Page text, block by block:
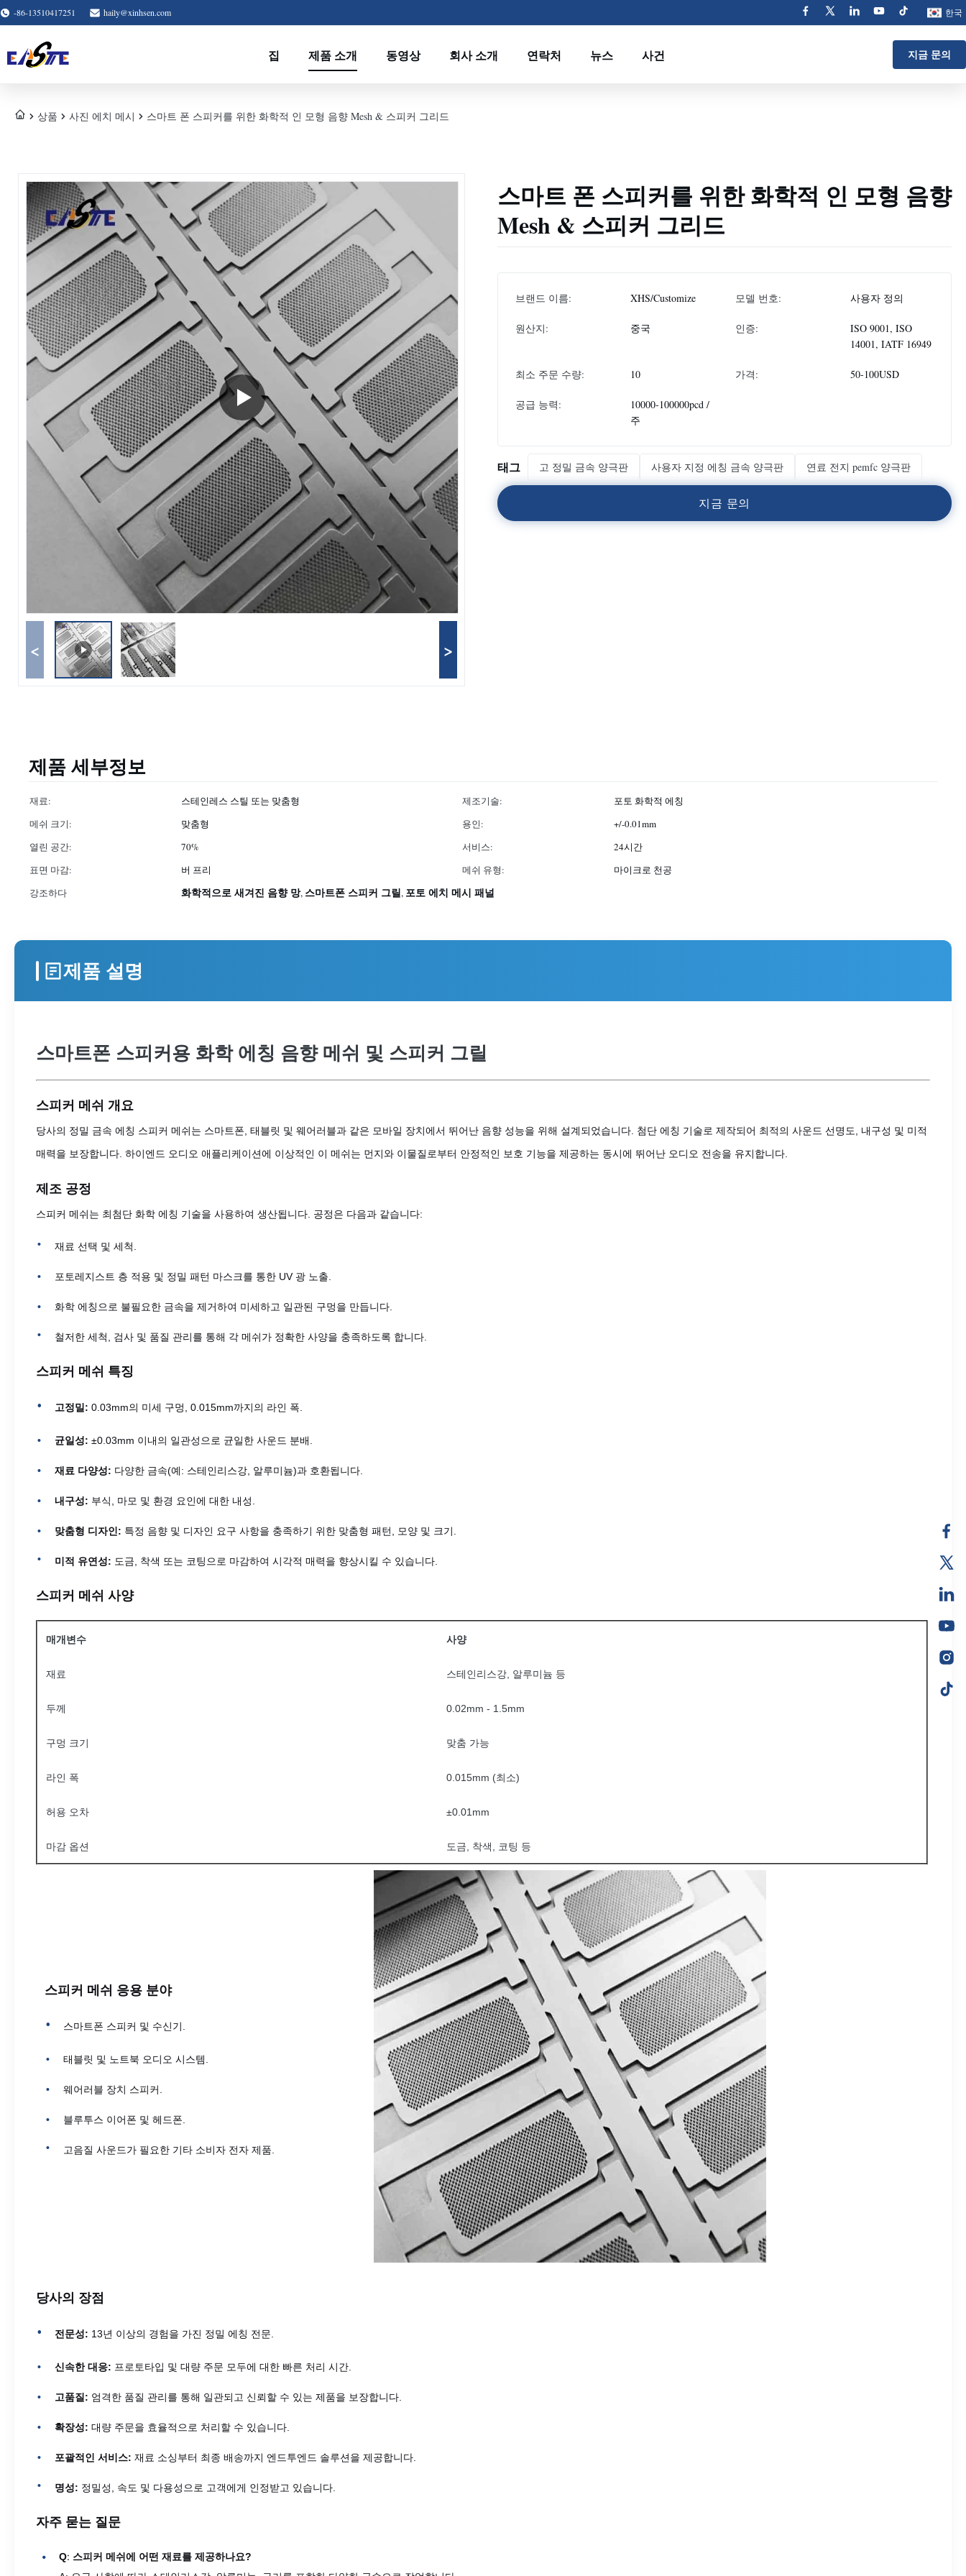
-86-13510417251 haily@xinhsen.com 한국
집 제품 소개 동영상 회사 소개 연락처 뉴스 사건 지금 문의
상품 사진 에치 메시 스마트 폰 스피커를 위한 화학적 인 모형 음향 Mesh & 스피커 그리드
< >
스마트 폰 스피커를 위한 화학적 인 모형 음향
Mesh & 스피커 그리드
브랜드 이름: XHS/Customize 모델 번호: 사용자 정의
원산지: 중국 인증:
ISO 9001, ISO
14001, IATF 16949
최소 주문 수량: 10 가격: 50-100USD
공급 능력:
10000-100000pcd /
주
태그 고 정밀 금속 양극판 사용자 지정 에칭 금속 양극판 연료 전지 pemfc 양극판
지금 문의
제품 세부정보
재료: 스테인레스 스틸 또는 맞춤형 제조기술:
포토 화학적 에칭
메쉬 크기:
맞춤형 용인:
+/-0.01mm
열린 공간:
70% 서비스:
24시간
표면 마감:
버 프리 메쉬 유형:
마이크로 천공
강조하다
화학적으로 새겨진 음향 망, 스마트폰 스피커 그릴, 포토 에치 메시 패널
제품 설명
스마트폰 스피커용 화학 에칭 음향 메쉬 및 스피커 그릴
스피커 메쉬 개요
당사의 정밀 금속 에칭 스피커 메쉬는 스마트폰, 태블릿 및 웨어러블과 같은 모바일 장치에서 뛰어난 음향 성능을 위해 설계되었습니다. 첨단 에칭 기술로 제작되어 최적의 사운드 선명도, 내구성 및 미적
매력을 보장합니다. 하이엔드 오디오 애플리케이션에 이상적인 이 메쉬는 먼지와 이물질로부터 안정적인 보호 기능을 제공하는 동시에 뛰어난 오디오 전송을 유지합니다.
제조 공정
스피커 메쉬는 최첨단 화학 에칭 기술을 사용하여 생산됩니다. 공정은 다음과 같습니다:
재료 선택 및 세척.
포토레지스트 층 적용 및 정밀 패턴 마스크를 통한 UV 광 노출.
화학 에칭으로 불필요한 금속을 제거하여 미세하고 일관된 구멍을 만듭니다.
철저한 세척, 검사 및 품질 관리를 통해 각 메쉬가 정확한 사양을 충족하도록 합니다.
스피커 메쉬 특징
고정밀: 0.03mm의 미세 구멍, 0.015mm까지의 라인 폭.
균일성: ±0.03mm 이내의 일관성으로 균일한 사운드 분배.
재료 다양성: 다양한 금속(예: 스테인리스강, 알루미늄)과 호환됩니다.
내구성: 부식, 마모 및 환경 요인에 대한 내성.
맞춤형 디자인: 특정 음향 및 디자인 요구 사항을 충족하기 위한 맞춤형 패턴, 모양 및 크기.
미적 유연성: 도금, 착색 또는 코팅으로 마감하여 시각적 매력을 향상시킬 수 있습니다.
스피커 메쉬 사양
매개변수 사양
재료 스테인리스강, 알루미늄 등
두께 0.02mm - 1.5mm
구멍 크기 맞춤 가능
라인 폭 0.015mm (최소)
허용 오차 ±0.01mm
마감 옵션 도금, 착색, 코팅 등
스피커 메쉬 응용 분야
스마트폰 스피커 및 수신기.
태블릿 및 노트북 오디오 시스템.
웨어러블 장치 스피커.
블루투스 이어폰 및 헤드폰.
고음질 사운드가 필요한 기타 소비자 전자 제품.
당사의 장점
전문성: 13년 이상의 경험을 가진 정밀 에칭 전문.
신속한 대응: 프로토타입 및 대량 주문 모두에 대한 빠른 처리 시간.
고품질: 엄격한 품질 관리를 통해 일관되고 신뢰할 수 있는 제품을 보장합니다.
확장성: 대량 주문을 효율적으로 처리할 수 있습니다.
포괄적인 서비스: 재료 소싱부터 최종 배송까지 엔드투엔드 솔루션을 제공합니다.
명성: 정밀성, 속도 및 다용성으로 고객에게 인정받고 있습니다.
자주 묻는 질문
Q: 스피커 메쉬에 어떤 재료를 제공하나요?